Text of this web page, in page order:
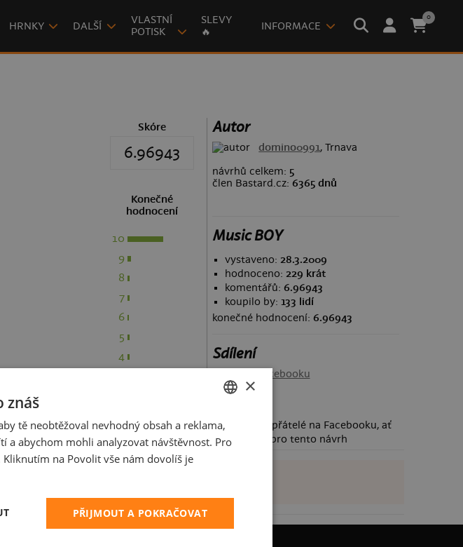
HRNKY DALŠÍ
VLASTNÍ
POTISK
SLEVY
🔥
INFORMACE
0
Skóre
6.96943
Konečné
hodnocení
10
9
8
7
6
5
4
Autor
domino0991, Trnava
návrhů celkem: 5
člen Bastard.cz: 6365 dnů
Music BOY
vystaveno: 28.3.2009
hodnoceno: 229 krát
komentářů: 6.96943
koupilo by: 133 lidí
konečné hodnocení: 6.96943
Sdílení
Sdílet na Facebooku
Požádej své přátelé na Facebooku, ať
taky hlasují pro tento návrh
CZECH
SLOVAK
×
znáš
tě neobtěžoval nevhodný obsah a reklama,
a abychom mohli analyzovat návštěvnost. Pro
na Povolit vše nám dovolíš je
PŘIJMOUT A POKRAČOVAT